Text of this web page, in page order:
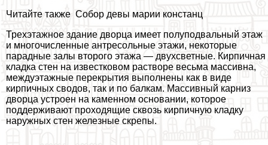
Читайте также Собор девы марии констанц
Трехэтажное здание дворца имеет полуподвальный этаж
и многочисленные антресольные этажи, некоторые
парадные залы второго этажа — двухсветные. Кирпичная
кладка стен на известковом растворе весьма массивна,
междуэтажные перекрытия выполнены как в виде
кирпичных сводов, так и по балкам. Массивный карниз
дворца устроен на каменном основании, которое
поддерживают проходящие сквозь кирпичную кладку
наружных стен железные скрепы.